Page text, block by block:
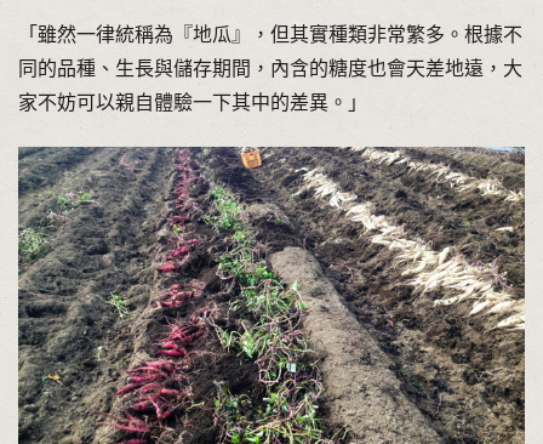
「雖然一律統稱為『地瓜』，但其實種類非常繁多。根據不
同的品種、生長與儲存期間，內含的糖度也會天差地遠，大
家不妨可以親自體驗一下其中的差異。」